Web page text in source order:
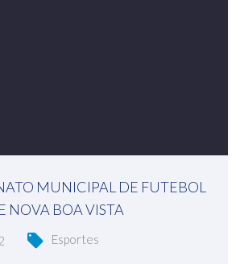
MUNICIPAL DE FUTEBOL
NOVA BOA VISTA
Esportes